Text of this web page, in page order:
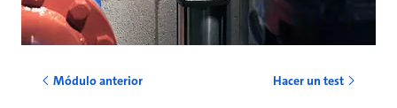
Módulo anterior Hacer un test